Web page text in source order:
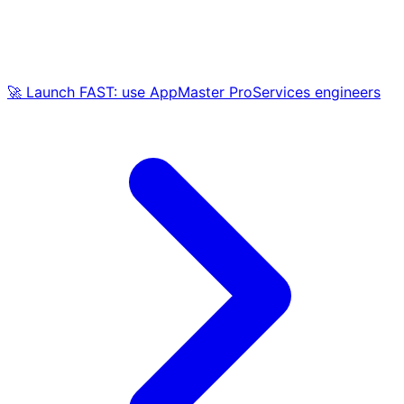
🚀 Launch FAST: use AppMaster ProServices engineers